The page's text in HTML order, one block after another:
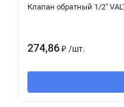
Клапан обратный 1/2"
274,86₽ /шт.